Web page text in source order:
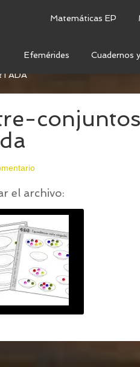
Matemáticas EP
Efemérides Cuadernos
ENTRE CONJUNTOS
el archivo: